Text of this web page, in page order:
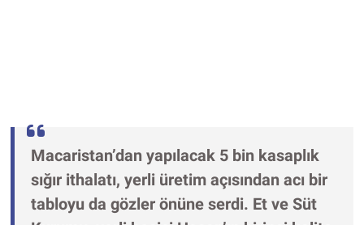
Macaristan’dan yapılacak 5 bin kasaplık
sığır ithalatı, yerli üretim açısından acı bir
tabloyu da gözler önüne serdi. Et ve Süt